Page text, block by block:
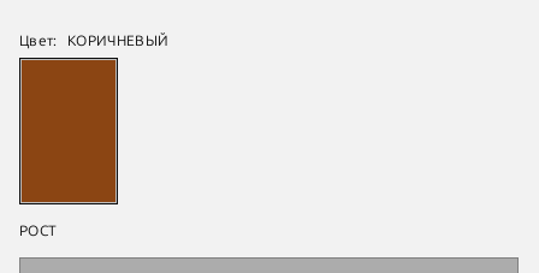
Цвет: КОРИЧНЕВЫЙ
РОСТ